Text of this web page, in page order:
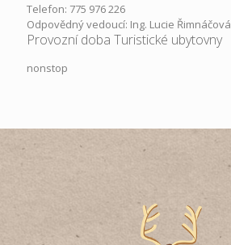
Telefon: 775 976 226
Odpovědný vedoucí: Ing. Lucie Řimnáčová
Provozní doba Turistické ubytovny
nonstop